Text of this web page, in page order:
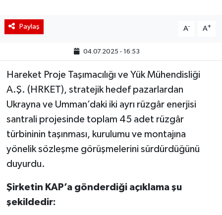
Paylaş A- A+
04.07.2025 - 16:53
Hareket Proje Taşımacılığı ve Yük Mühendisliği
A.Ş. (HRKET), stratejik hedef pazarlardan
Ukrayna ve Umman’daki iki ayrı rüzgâr enerjisi
santrali projesinde toplam 45 adet rüzgâr
türbininin taşınması, kurulumu ve montajına
yönelik sözleşme görüşmelerini sürdürdüğünü
duyurdu.
Şirketin KAP’a gönderdiği açıklama şu
şekildedir: